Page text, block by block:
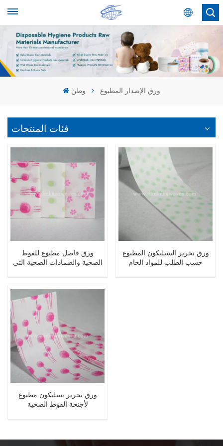
عربي
English
وطن ورق الإصدار المطبوع
فئات المنتجات
ورق فاصل مطبوع للفوط
الصحية والضمادات الصحية التي
ورق تحرير السيليكون المطبوع
حسب الطلب للمواد الخام
ورق تحرير سيليكون مطبوع
لأجنحة الفوط الصحية